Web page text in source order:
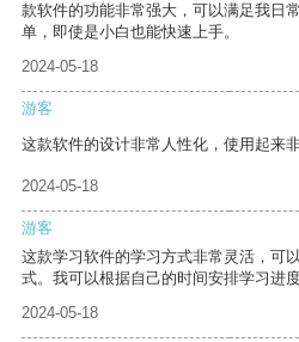
款软件的功能非常强大，可以满足我日
单，即使是小白也能快速上手。
2024-05-18
游客
这款软件的设计非常人性化，使用起来非
2024-05-18
游客
这款学习软件的学习方式非常灵活，可
式。我可以根据自己的时间安排学习进度
2024-05-18